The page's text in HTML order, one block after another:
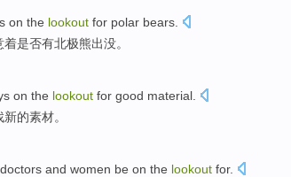
on the lookout for polar bears.
着是否有北极熊出没。
on the lookout for good material
的素材。
doctors and women be on the lookout for.